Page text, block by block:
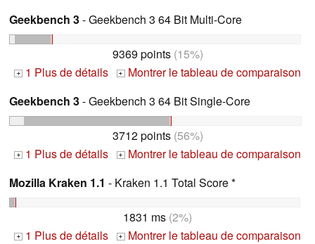
Geekbench 3- Geekbench 3 64 Bit Multi-Core
9369 points(15%)
+ 1 Plus de détails + Montrer le tableau de comparaison
Geekbench 3- Geekbench 3 64 Bit Single-Core
3712 points(56%)
+ 1 Plus de détails + Montrer le tableau de comparaison
Mozilla Kraken 1.1 - Kraken 1.1 Total Score *
1831 ms (2%)
+ 1 Plus de détails + Montrer le tableau de comparaison